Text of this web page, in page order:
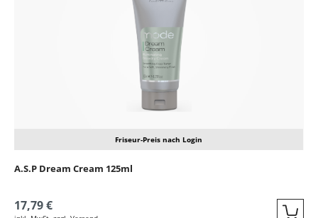
Friseur-Preis nach Login
A.S.P Dream Cream 125ml
17,79 €